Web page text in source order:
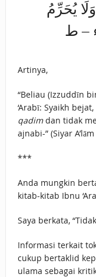
يُحَرِّمُ
– ط
Artinya,
“Beliau (Izzuddīn
‘Arabī: Syaikh
qadimdan tidak
ajnabi-” (Siyar
***
Anda mungkin
kitab-kitab Ibnu
Saya berkata,
Informasi terkait
cukup bertaklid
ulama sebagai